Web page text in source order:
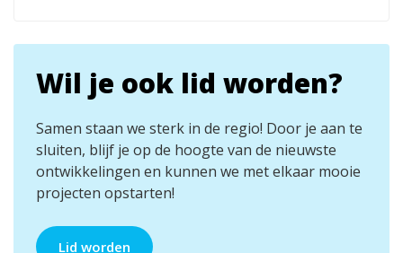
Wil je ook lid worden?
Samen staan we sterk in de regio! Door je aan te
sluiten, blijf je op de hoogte van de nieuwste
ontwikkelingen en kunnen we met elkaar mooie
projecten opstarten!
Lid worden